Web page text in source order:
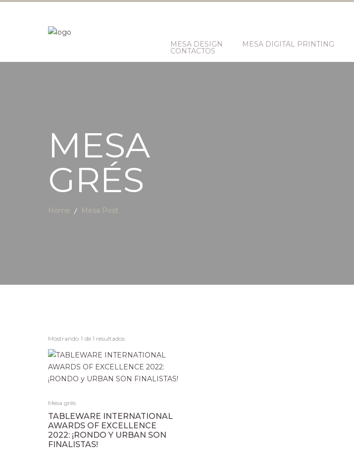
MESA DESIGN MESA DIGITAL PRINTING
CONTACTOS
MESA
GRÉS
Home Mesa Post
Mostrando 1 de 1 resultados
Mesa grés
TABLEWARE INTERNATIONAL
AWARDS OF EXCELLENCE
2022: ¡RONDO Y URBAN SON
FINALISTAS!